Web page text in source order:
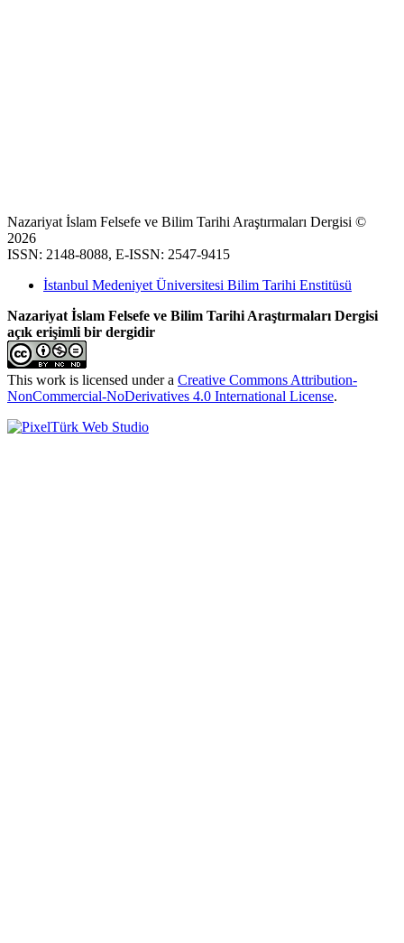
Nazariyat İslam Felsefe ve Bilim Tarihi Araştırmaları Dergisi ©
2026
ISSN: 2148-8088, E-ISSN: 2547-9415
İstanbul Medeniyet Üniversitesi Bilim Tarihi Enstitüsü
Nazariyat İslam Felsefe ve Bilim Tarihi Araştırmaları Dergisi
açık erişimli bir dergidir
This work is licensed under a Creative Commons Attribution-
NonCommercial-NoDerivatives 4.0 International License.